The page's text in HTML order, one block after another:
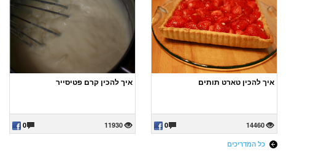
איך להכין טארט תותים
0 14460
איך להכין קרם פטיסייר
0 11930
כל המדריכים